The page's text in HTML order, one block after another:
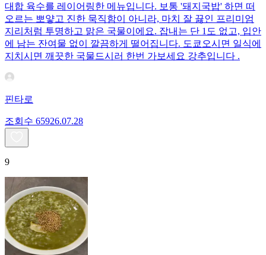
대합 육수를 레이어링한 메뉴입니다. 보통 '돼지국밥' 하면 떠
오르는 뽀얗고 진한 묵직함이 아니라, 마치 잘 끓인 프리미엄
지리처럼 투명하고 맑은 국물이에요. 잡내는 단 1도 없고, 입안
에 남는 잔여물 없이 깔끔하게 떨어집니다. 도쿄오시면 일식에
지치시면 깨끗한 국물드시러 한번 가보세요 강추입니다 .
핀타로
조회수 65926.07.28
9